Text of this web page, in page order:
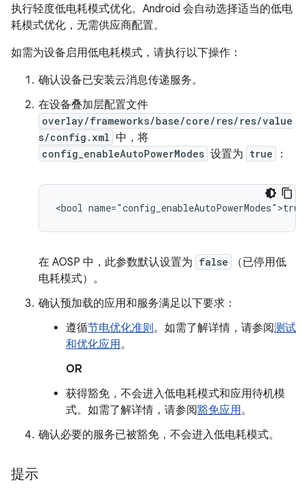
执行轻度低电耗模式优化。Android 会自动选择适当的低电
耗模式优化，无需供应商配置。
如需为设备启用低电耗模式，请执行以下操作：
确认设备已安装云消息传递服务。
在设备叠加层配置文件
overlay/frameworks/base/core/res/res/value
s/config.xml 中，将
config_enableAutoPowerModes 设置为 true ：
在 AOSP 中，此参数默认设置为 false
（已停用低
电耗模式）。
确认预加载的应用和服务满足以下要求：
遵循节电优化准则。如需了解详情，请参阅测试
和优化应用。
OR
获得豁免，不会进入低电耗模式和应用待机模
式。如需了解详情，请参阅豁免应用。
确认必要的服务已被豁免，不会进入低电耗模式。
提示